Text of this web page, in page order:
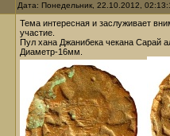
Дата: Понедельник, 22.10.2012,
Тема интересная и заслуживает
участие.
Пул хана Джанибека чекана Сарай
Диаметр-16мм.